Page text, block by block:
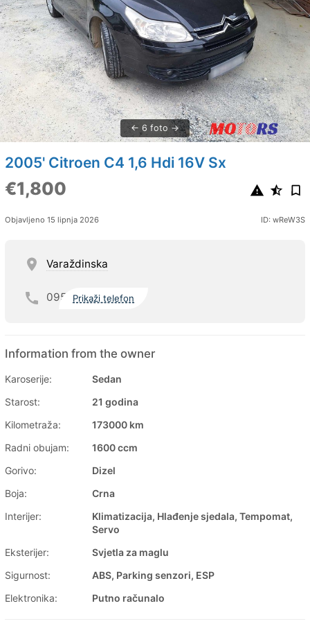
6 foto
2005' Citroen C4 1,6 Hdi 16V Sx
€1,800
Objavljeno 15 lipnja 2026 ID: wReW3S
Varaždinska
095 Prikaži telefon
Information from the owner
Karoserije:
Sedan
Starost:
21 godina
Kilometraža:
173000 km
Radni obujam:
1600 ccm
Gorivo:
Dizel
Boja:
Crna
Interijer:
Klimatizacija, Hlađenje sjedala, Tempomat,
Servo
Eksterijer:
Svjetla za maglu
Sigurnost:
ABS, Parking senzori, ESP
Elektronika:
Putno računalo